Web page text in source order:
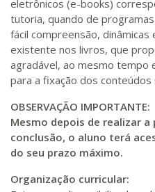
eletrônicos (e-books)
tutoria, quando de
fácil compreensão, dinâmicas
existente nos livros, que
agradável, ao mesmo tempo
para a fixação dos conteúdos
OBSERVAÇÃO IMPORTANTE:
Mesmo depois de realizar
conclusão, o aluno terá
do seu prazo máximo.
Organização curricular: